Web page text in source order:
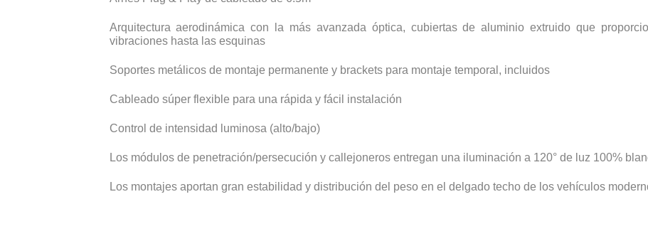
Arquitectura aerodinámica con la más avanzada óptica, cubiertas de aluminio extruido que
vibraciones hasta las esquinas
Soportes metálicos de montaje permanente y brackets para montaje temporal, incluidos
Cableado súper flexible para una rápida y fácil instalación
Control de intensidad luminosa (alto/bajo)
Los módulos de penetración/persecución y callejoneros entregan una iluminación a 120° de luz 100%
Los montajes aportan gran estabilidad y distribución del peso en el delgado techo de los vehículos